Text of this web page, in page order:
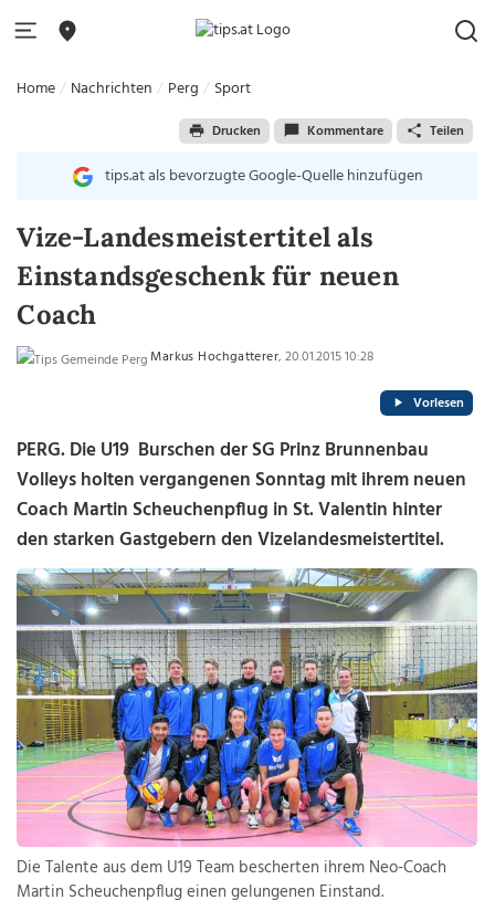
Home Nachrichten Perg Sport
Drucken Kommentare Teilen
tips.at als bevorzugte Google-Quelle hinzufügen
Vize-Landesmeistertitel als
Einstandsgeschenk für neuen
Coach
Markus Hochgatterer, 20.01.2015 10:28
Vorlesen
PERG. Die U19 Burschen der SG Prinz Brunnenbau
Volleys holten vergangenen Sonntag mit ihrem neuen
Coach Martin Scheuchenpflug in St. Valentin hinter
den starken Gastgebern den Vizelandesmeistertitel.
Die Talente aus dem U19 Team bescherten ihrem Neo-Coach
Martin Scheuchenpflug einen gelungenen Einstand.